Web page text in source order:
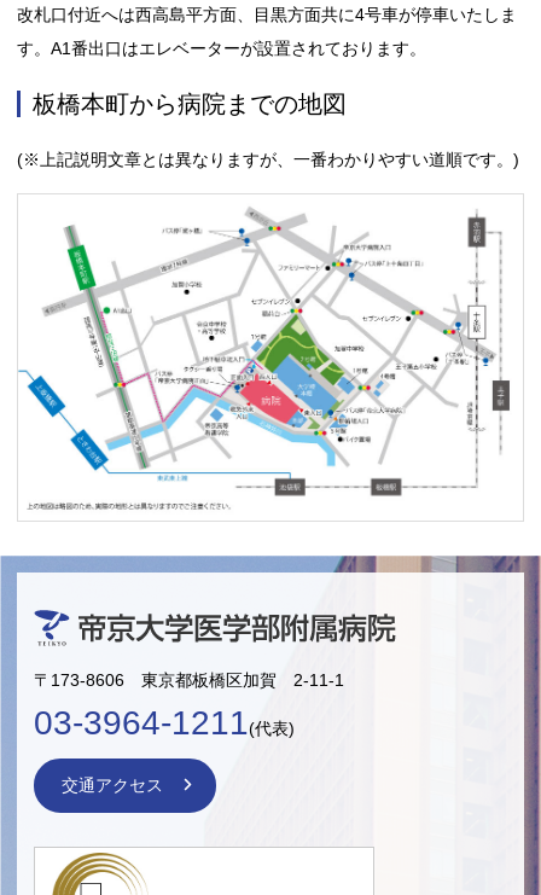
改札口付近へは西高島平方面、目黒方面共に4号車が停車いたしま
す。A1番出口はエレベーターが設置されております。
板橋本町から病院までの地図
(※上記説明文章とは異なりますが、一番わかりやすい道順です。)
〒173-8606 東京都板橋区加賀 2-11-1
03-3964-1211(代表)
交通アクセス